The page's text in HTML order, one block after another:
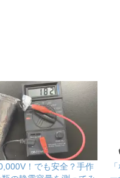
！でも安全？手作